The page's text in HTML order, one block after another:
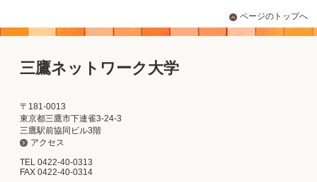
ページのトップへ
三鷹ネットワーク大学
〒181-0013
東京都三鷹市下連雀3-24-3
三鷹駅前協同ビル3階
アクセス
TEL 0422-40-0313
FAX 0422-40-0314